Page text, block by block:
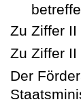
Zu Ziffer
Zu Ziffer II
Der